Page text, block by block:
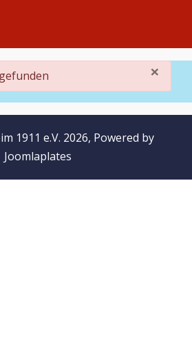
×
1911 e.V. 2026, Powered by
Joomlaplates